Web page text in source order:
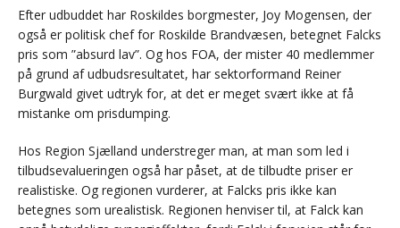
Efter udbuddet har Roskildes borgmester, Joy Mogensen, der
også er politisk chef for Roskilde Brandvæsen, betegnet Falcks
pris som ”absurd lav”. Og hos FOA, der mister 40 medlemmer
på grund af udbudsresultatet, har sektorformand Reiner
Burgwald givet udtryk for, at det er meget svært ikke at få
mistanke om prisdumping.
Hos Region Sjælland understreger man, at man som led i
tilbudsevalueringen også har påset, at de tilbudte priser er
realistiske. Og regionen vurderer, at Falcks pris ikke kan
betegnes som urealistisk. Regionen henviser til, at Falck kan